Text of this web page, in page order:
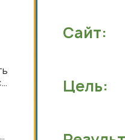
Сайт:
Цель: